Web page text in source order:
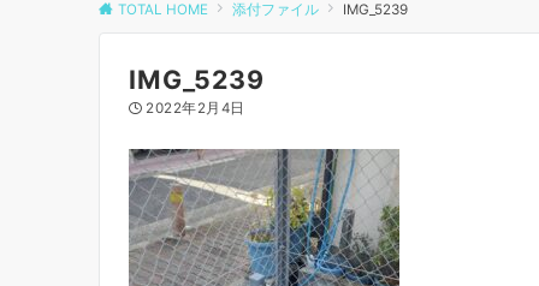
TOTAL HOME 添付ファイル IMG_5239
IMG_5239
2022年2月4日